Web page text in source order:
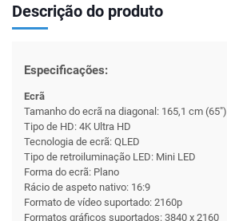
Descrição do produto
Especificações:
Ecrã
Tamanho do ecrã na diagonal: 165,1 cm (65")
Tipo de HD: 4K Ultra HD
Tecnologia de ecrã: QLED
Tipo de retroiluminação LED: Mini LED
Forma do ecrã: Plano
Rácio de aspeto nativo: 16:9
Formato de vídeo suportado: 2160p
Formatos gráficos suportados: 3840 x 2160